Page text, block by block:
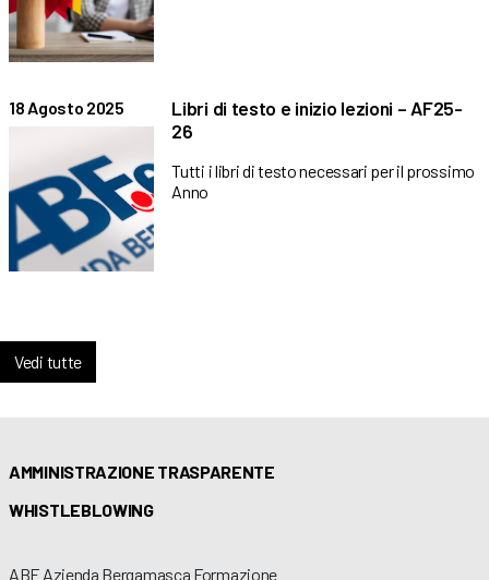
18 Agosto 2025
Libri di testo e inizio lezioni – AF25-
26
Tutti i libri di testo necessari per il prossimo
Anno
Vedi tutte
AMMINISTRAZIONE TRASPARENTE
WHISTLEBLOWING
ABF Azienda Bergamasca Formazione